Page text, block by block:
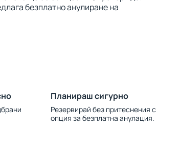
безплатно анулиране на
Планираш сигурно
Резервирай без притеснения с
опция за безплатна анулация.